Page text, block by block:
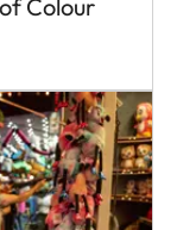
Colour